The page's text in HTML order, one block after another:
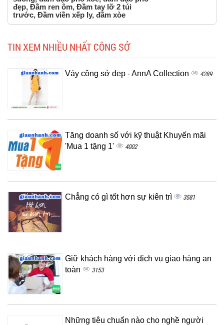
đẹp, Đầm ren ôm, Đầm tay lỡ 2 túi
trước, Đầm viền xếp ly, đầm xòe
TIN XEM NHIỀU NHẤT CÔNG SỞ
Váy công sở đẹp - AnnA Collection 4289
Tăng doanh số với kỹ thuật Khuyến mãi
'Mua 1 tặng 1'
4002
Chẳng có gì tốt hơn sự kiên trì 3581
Giữ khách hàng với dịch vụ giao hàng an
toàn
3153
Những tiêu chuẩn nào cho nghề người